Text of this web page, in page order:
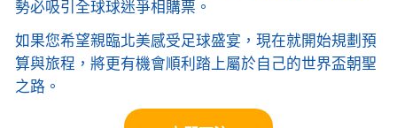
勢必吸引全球球迷爭相購票。
如果您希望親臨北美感受足球盛宴，現在就開始規劃預
算與旅程，將更有機會順利踏上屬於自己的世界盃朝聖
之路。